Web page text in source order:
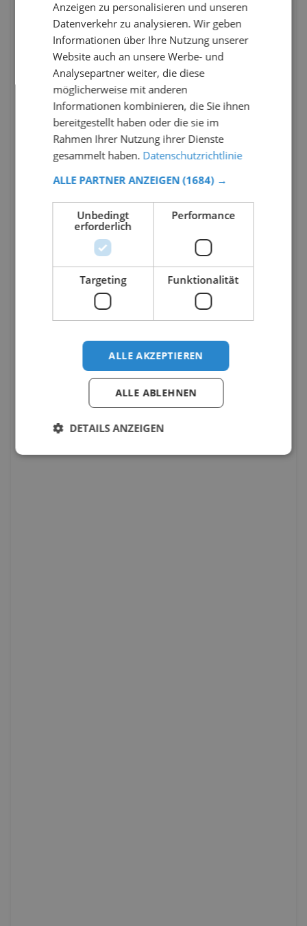
Anzeigen zu personalisieren und unseren
Datenverkehr zu analysieren. Wir geben
Informationen über Ihre Nutzung unserer
Website auch an unsere Werbe- und
Analysepartner weiter, die diese
möglicherweise mit anderen
Informationen kombinieren, die Sie ihnen
bereitgestellt haben oder die sie im
Rahmen Ihrer Nutzung ihrer Dienste
gesammelt haben. Datenschutzrichtlinie
ALLE PARTNER ANZEIGEN (1684) →
Unbedingt
erforderlich
Performance
Targeting Funktionalität
ALLE AKZEPTIEREN
ALLE ABLEHNEN
DETAILS ANZEIGEN